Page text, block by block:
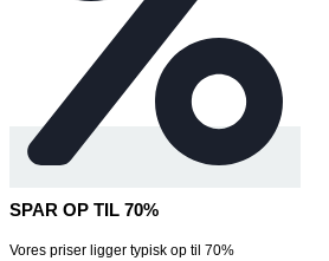
SPAR OP TIL 70%
Vores priser ligger typisk op til 70%